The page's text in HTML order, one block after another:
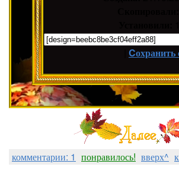
Cохранить
комментарии: 1 понравилось! вверх^